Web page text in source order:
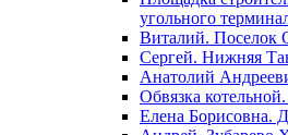
угольного
Виталий. Поселок
Сергей. Нижняя
Анатолий
Обвязка
Елена Борисовна.